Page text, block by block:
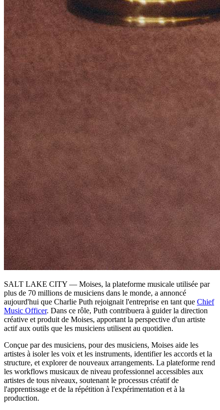
SALT LAKE CITY — Moises, la plateforme musicale utilisée par
plus de 70 millions de musiciens dans le monde, a annoncé
aujourd'hui que Charlie Puth rejoignait l'entreprise en tant que Chief
Music Officer. Dans ce rôle, Puth contribuera à guider la direction
créative et produit de Moises, apportant la perspective d'un artiste
actif aux outils que les musiciens utilisent au quotidien.
Conçue par des musiciens, pour des musiciens, Moises aide les
artistes à isoler les voix et les instruments, identifier les accords et la
structure, et explorer de nouveaux arrangements. La plateforme rend
les workflows musicaux de niveau professionnel accessibles aux
artistes de tous niveaux, soutenant le processus créatif de
l'apprentissage et de la répétition à l'expérimentation et à la
production.